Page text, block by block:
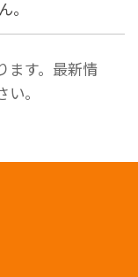
ます。最新情
。